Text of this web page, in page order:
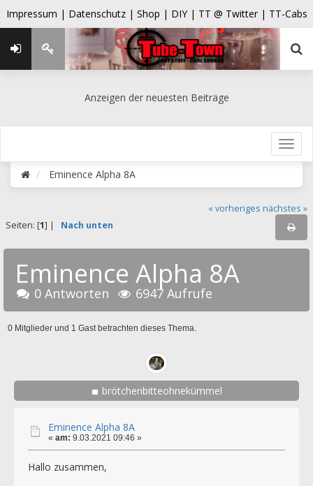
Impressum | Datenschutz | Shop | DIY | TT @ Twitter | TT-Cabs
Anzeigen der neuesten Beiträge
Eminence Alpha 8A
« vorheriges nächstes »
Seiten: [1] | Nach unten
Eminence Alpha 8A
0 Antworten 6947 Aufrufe
0 Mitglieder und 1 Gast betrachten dieses Thema.
brötchenbitteohnekümmel
Eminence Alpha 8A
« am: 9.03.2021 09:46 »
Hallo zusammen,